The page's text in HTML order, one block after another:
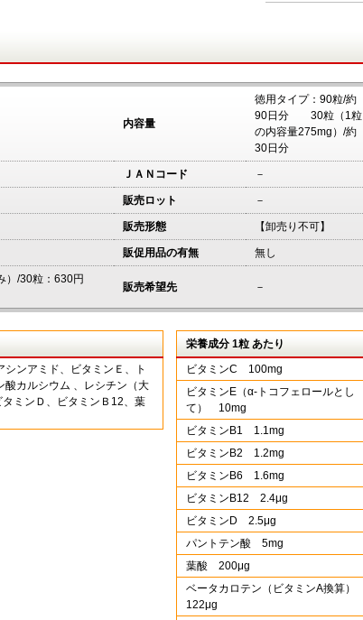
内容量
徳用タイプ：90粒/約
90日分 30粒（1粒
の内容量275mg）/約
30日分
ＪＡＮコード －
販売ロット －
販売形態 【卸売り不可】
販促用品の有無 無し
）/30粒：630円
販売希望先 －
ンアミド、ビタミンＥ、ト
酸カルシウム 、レシチン（大
ミンＤ、ビタミンＢ12、葉
栄養成分 1粒 あたり
ビタミンC 100mg
ビタミンE（α-トコフェロールとし
て） 10mg
ビタミンB1 1.1mg
ビタミンB2 1.2mg
ビタミンB6 1.6mg
ビタミンB12 2.4μg
ビタミンD 2.5μg
パントテン酸 5mg
葉酸 200μg
ベータカロテン（ビタミンA換算）
122μg